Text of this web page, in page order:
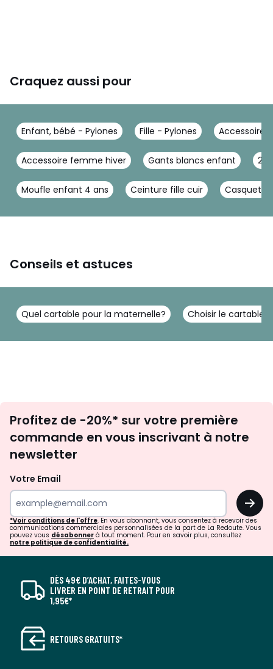
Craquez aussi pour
Enfant, bébé - Pylones Fille - Pylones Accessoires
Accessoire femme hiver Gants blancs enfant 24
Moufle enfant 4 ans Ceinture fille cuir Casquette
Conseils et astuces
Quel cartable pour la maternelle? Choisir le cartable
newsletter
Profitez de -20%* sur votre première
commande en vous inscrivant à notre
newsletter
Votre Email
OK
*Voir conditions de l'offre. En vous abonnant, vous consentez à recevoir des
communications commerciales personnalisées de la part de La Redoute. Vous
pouvez vous désabonner à tout moment. Pour en savoir plus, consultez
notre politique de confidentialité.
DÈS 49€ D’ACHAT, FAITES-VOUS
LIVRER EN POINT DE RETRAIT POUR
1,95€*
RETOURS GRATUITS*